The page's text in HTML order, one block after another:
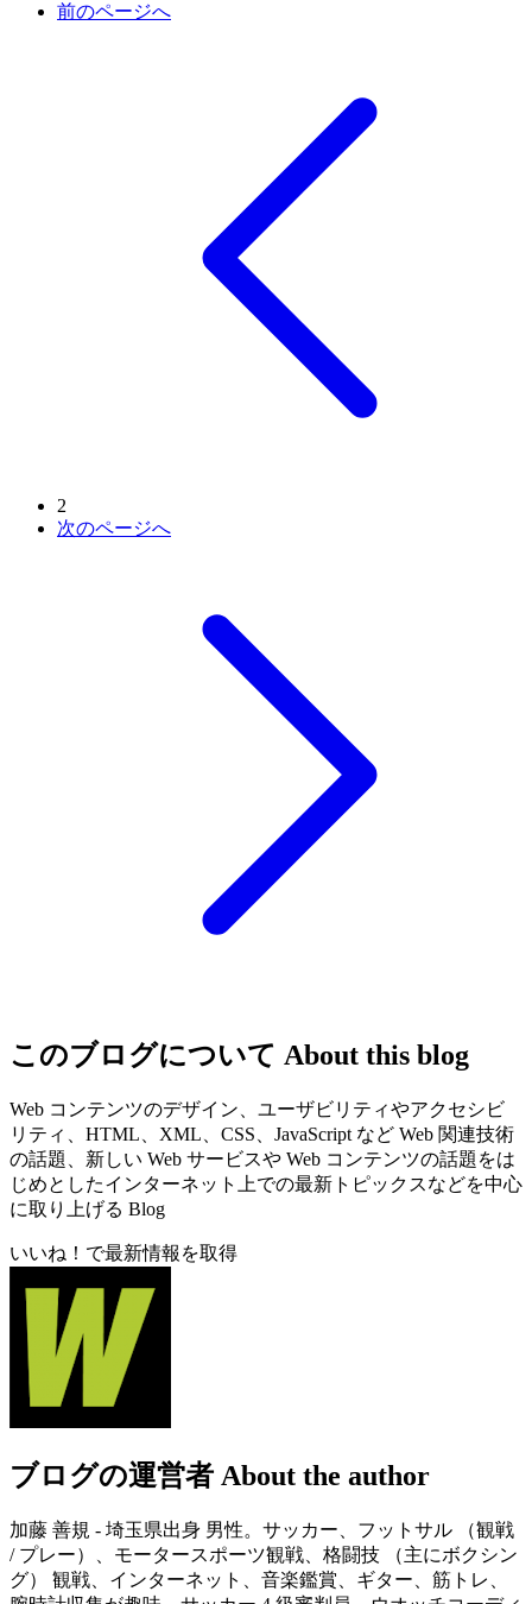
前のページへ
2
次のページへ
このブログについて About this blog
Web コンテンツのデザイン、ユーザビリティやアクセシビ
リティ、HTML、XML、CSS、JavaScript など Web 関連技術
の話題、新しい Web サービスや Web コンテンツの話題をは
じめとしたインターネット上での最新トピックスなどを中心
に取り上げる Blog
いいね！で最新情報を取得
ブログの運営者 About the author
加藤 善規 - 埼玉県出身 男性。サッカー、フットサル （観戦
/ プレー）、モータースポーツ観戦、格闘技 （主にボクシン
グ） 観戦、インターネット、音楽鑑賞、ギター、筋トレ、